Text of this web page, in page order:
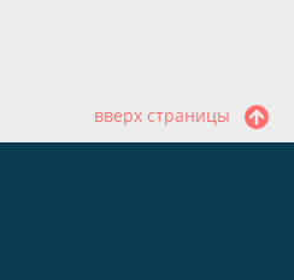
вверх страницы